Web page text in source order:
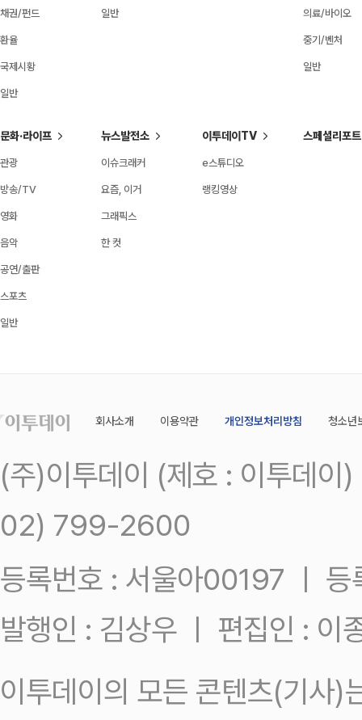
채권/펀드
환율
국제시황
일반
일반 의료/바이오
중기/벤처
일반
문화·라이프
관광
방송/TV
영화
음악
공연/출판
스포츠
일반
뉴스발전소
이슈크래커
요즘, 이거
그래픽스
한 컷
이투데이TV
e스튜디오
랭킹영상
스페셜리포트
회사소개 이용약관 개인정보처리방침 청소년
(주)이투데이 (제호 : 이투데
02) 799-2600
등록번호 : 서울아00197 ㅣ
발행인 : 김상우 ㅣ 편집인 : 이
이투데이의 모든 콘텐츠(기사)